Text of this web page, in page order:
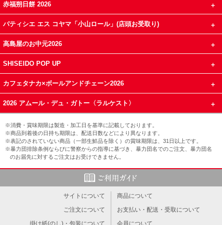
赤福朔日餅 2026
パティシエ エス コヤマ「小山ロール」(店頭お受取り)
高島屋のお中元2026
SHISEIDO POP UP
カフェタナカ×ボールアンドチェーン2026
2026 アムール・デュ・ガトー〈ラルケスト〉
※消費・賞味期限は製造・加工日を基準に記載しております。
※商品到着後の日持ち期限は、配送日数などにより異なります。
※表記のされていない商品（一部生鮮品を除く）の賞味期限は、31日以上です。
※暴力団排除条例ならびに警察からの指導に基づき、暴力団名でのご注文、暴力団名
のお届先に対するご注文はお受けできません。
サイトについて
商品について
ご注文について
お支払い・配送・受取について